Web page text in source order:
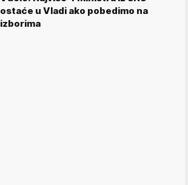
ostaće u Vladi ako pobedimo na
izborima